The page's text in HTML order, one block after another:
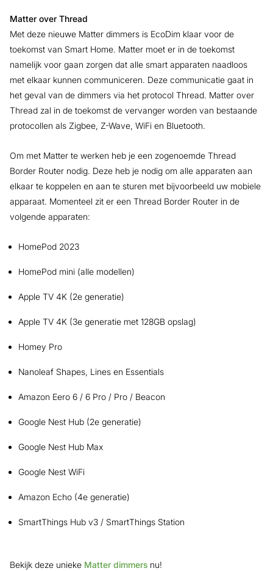
Matter over Thread
Met deze nieuwe Matter dimmers is EcoDim klaar voor de
toekomst van Smart Home. Matter moet er in de toekomst
namelijk voor gaan zorgen dat alle smart apparaten naadloos
met elkaar kunnen communiceren. Deze communicatie gaat in
het geval van de dimmers via het protocol Thread. Matter over
Thread zal in de toekomst de vervanger worden van bestaande
protocollen als Zigbee, Z-Wave, WiFi en Bluetooth.
Om met Matter te werken heb je een zogenoemde Thread
Border Router nodig. Deze heb je nodig om alle apparaten aan
elkaar te koppelen en aan te sturen met bijvoorbeeld uw mobiele
apparaat. Momenteel zit er een Thread Border Router in de
volgende apparaten:
HomePod 2023
HomePod mini (alle modellen)
Apple TV 4K (2e generatie)
Apple TV 4K (3e generatie met 128GB opslag)
Homey Pro
Nanoleaf Shapes, Lines en Essentials
Amazon Eero 6 / 6 Pro / Pro / Beacon
Google Nest Hub (2e generatie)
Google Nest Hub Max
Google Nest WiFi
Amazon Echo (4e generatie)
SmartThings Hub v3 / SmartThings Station
Bekijk deze unieke Matter dimmers nu!